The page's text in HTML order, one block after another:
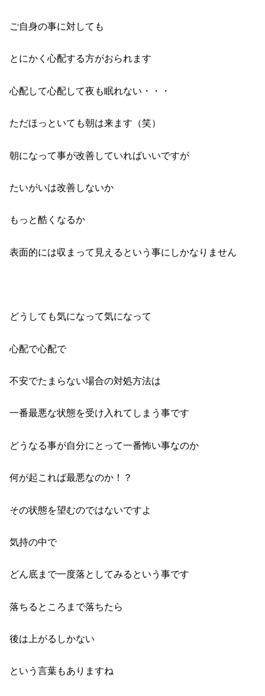
ご自身の事に対しても
とにかく心配する方がおられます
心配して心配して夜も眠れない・・・
ただほっといても朝は来ます（笑）
朝になって事が改善していればいいですが
たいがいは改善しないか
もっと酷くなるか
表面的には収まって見えるという事にしかなりません
どうしても気になって気になって
心配で心配で
不安でたまらない場合の対処方法は
一番最悪な状態を受け入れてしまう事です
どうなる事が自分にとって一番怖い事なのか
何が起これば最悪なのか！？
その状態を望むのではないですよ
気持の中で
どん底まで一度落としてみるという事です
落ちるところまで落ちたら
後は上がるしかない
という言葉もありますね